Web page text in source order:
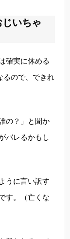
いちゃ
確実に休める
るので、できれ
の？」と聞か
バレるかもし
うに言い訳す
す。（亡くな